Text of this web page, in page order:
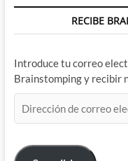
RECIBE
Introduce tu correo
Brainstomping y recibir
de
electrónico